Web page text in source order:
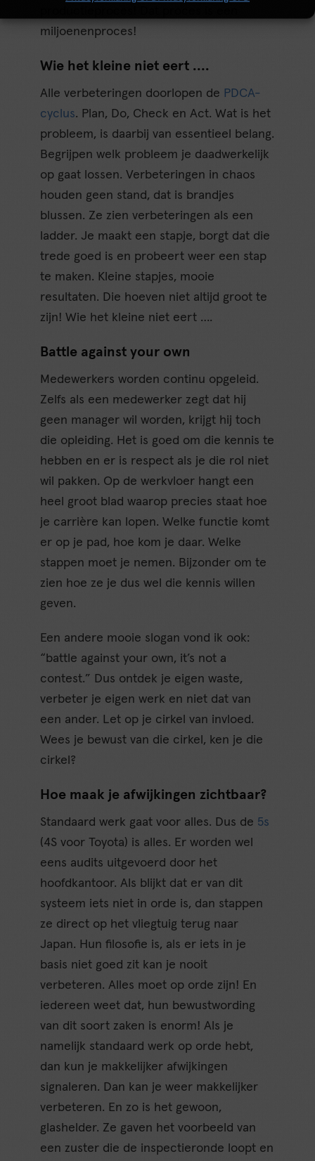
miljoenenproces!
Wie het kleine niet eert ….
Alle verbeteringen doorlopen de PDCA-
cyclus. Plan, Do, Check en Act. Wat is het
probleem, is daarbij van essentieel belang.
Begrijpen welk probleem je daadwerkelijk
op gaat lossen. Verbeteringen in chaos
houden geen stand, dat is brandjes
blussen. Ze zien verbeteringen als een
ladder. Je maakt een stapje, borgt dat die
trede goed is en probeert weer een stap
te maken. Kleine stapjes, mooie
resultaten. Die hoeven niet altijd groot te
zijn! Wie het kleine niet eert ….
Battle against your own
Medewerkers worden continu opgeleid.
Zelfs als een medewerker zegt dat hij
geen manager wil worden, krijgt hij toch
die opleiding. Het is goed om die kennis te
hebben en er is respect als je die rol niet
wil pakken. Op de werkvloer hangt een
heel groot blad waarop precies staat hoe
je carrière kan lopen. Welke functie komt
er op je pad, hoe kom je daar. Welke
stappen moet je nemen. Bijzonder om te
zien hoe ze je dus wel die kennis willen
geven.
Een andere mooie slogan vond ik ook:
“battle against your own, it’s not a
contest.” Dus ontdek je eigen waste,
verbeter je eigen werk en niet dat van
een ander. Let op je cirkel van invloed.
Wees je bewust van die cirkel, ken je die
cirkel?
Hoe maak je afwijkingen zichtbaar?
Standaard werk gaat voor alles. Dus de 5s
(4S voor Toyota) is alles. Er worden wel
eens audits uitgevoerd door het
hoofdkantoor. Als blijkt dat er van dit
systeem iets niet in orde is, dan stappen
ze direct op het vliegtuig terug naar
Japan. Hun filosofie is, als er iets in je
basis niet goed zit kan je nooit
verbeteren. Alles moet op orde zijn! En
iedereen weet dat, hun bewustwording
van dit soort zaken is enorm! Als je
namelijk standaard werk op orde hebt,
dan kun je makkelijker afwijkingen
signaleren. Dan kan je weer makkelijker
verbeteren. En zo is het gewoon,
glashelder. Ze gaven het voorbeeld van
een zuster die de inspectieronde loopt en